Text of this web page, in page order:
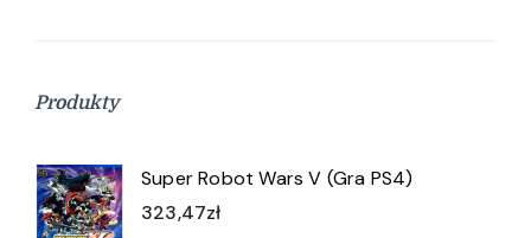
Produkty
Super Robot Wars V (Gra PS4)
323,47zł